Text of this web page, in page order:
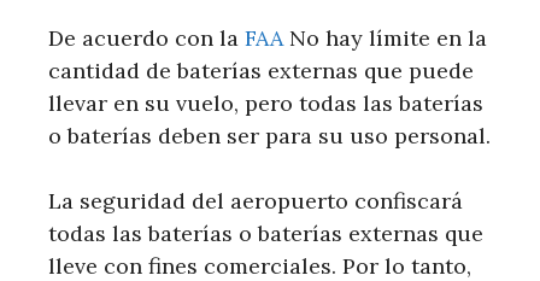
De acuerdo con la FAA No hay límite en la
cantidad de baterías externas que puede
llevar en su vuelo, pero todas las baterías
o baterías deben ser para su uso personal.
La seguridad del aeropuerto confiscará
todas las baterías o baterías externas que
lleve con fines comerciales. Por lo tanto,